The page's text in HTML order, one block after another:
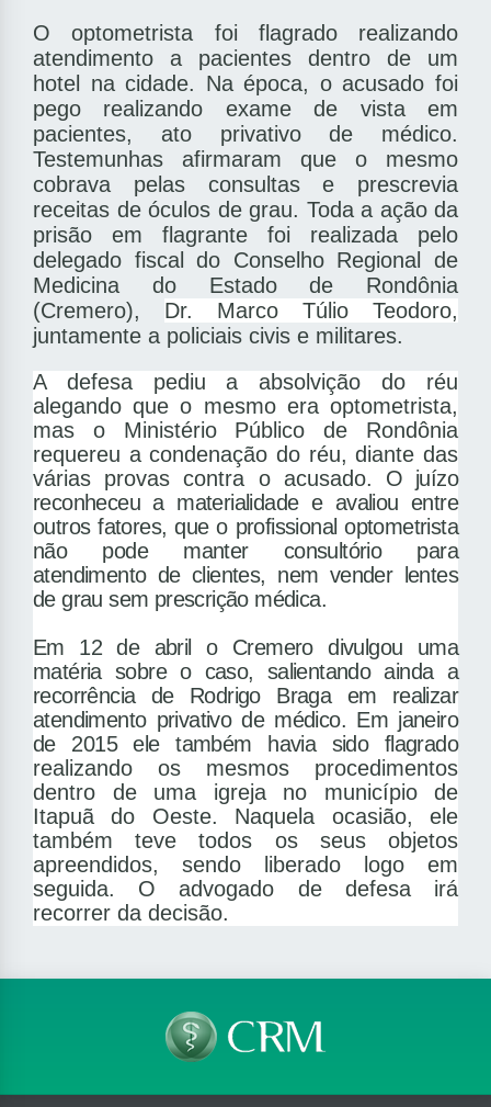
O optometrista foi flagrado realizando
atendimento a pacientes dentro de um
hotel na cidade. Na época, o acusado foi
pego realizando exame de vista em
pacientes, ato privativo de médico.
Testemunhas afirmaram que o mesmo
cobrava pelas consultas e prescrevia
receitas de óculos de grau. Toda a ação da
prisão em flagrante foi realizada pelo
delegado fiscal do Conselho Regional de
Medicina do Estado de Rondônia
(Cremero), Dr. Marco Túlio Teodoro,
juntamente a policiais civis e militares.
A defesa pediu a absolvição do réu
alegando que o mesmo era optometrista,
mas o Ministério Público de Rondônia
requereu a condenação do réu, diante das
várias provas contra o acusado. O juízo
reconheceu a materialidade e avaliou entre
outros fatores, que o profissional optometrista
não pode manter consultório para
atendimento de clientes, nem vender lentes
de grau sem prescrição médica.
Em 12 de abril o Cremero divulgou uma
matéria sobre o caso, salientando ainda a
recorrência de Rodrigo Braga em realizar
atendimento privativo de médico. Em janeiro
de 2015 ele também havia sido flagrado
realizando os mesmos procedimentos
dentro de uma igreja no município de
Itapuã do Oeste. Naquela ocasião, ele
também teve todos os seus objetos
apreendidos, sendo liberado logo em
seguida. O advogado de defesa irá
recorrer da decisão.